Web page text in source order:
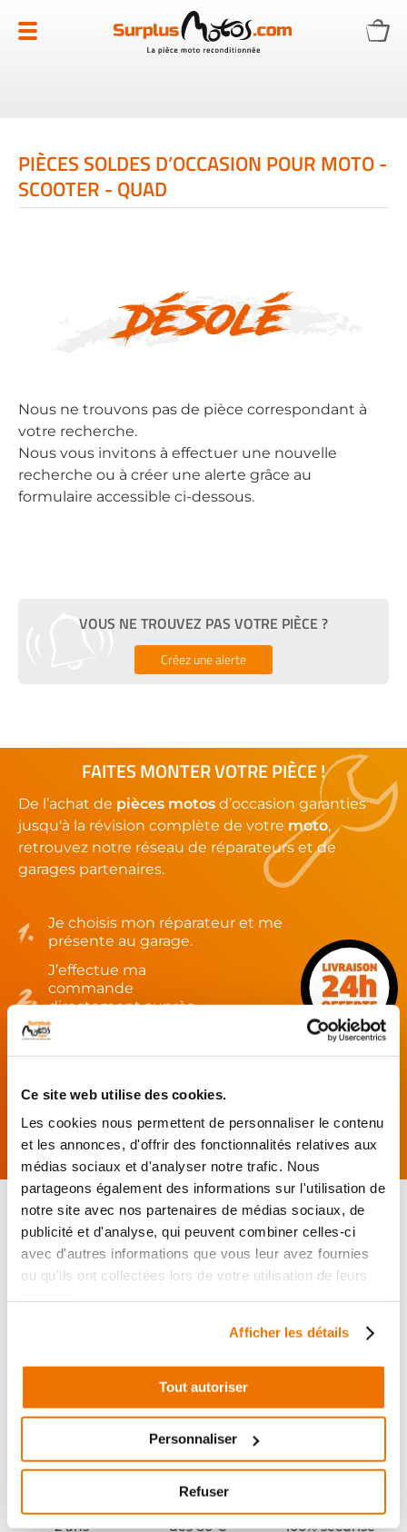
Ce site web utilise des cookies.
Les cookies nous permettent de personnaliser le contenu
et les annonces, d'offrir des fonctionnalités relatives aux
médias sociaux et d'analyser notre trafic. Nous
partageons également des informations sur l'utilisation de
notre site avec nos partenaires de médias sociaux, de
publicité et d'analyse, qui peuvent combiner celles-ci
avec d'autres informations que vous leur avez fournies
ou qu'ils ont collectées lors de votre utilisation de leurs
Afficher les détails
Tout autoriser
Personnaliser
Refuser
au
contenu
PIÈCES SOLDES D’OCCASION POUR MOTO -
SCOOTER - QUAD
Désolé
Nous ne trouvons pas de pièce correspondant à
votre recherche.
Nous vous invitons à effectuer une nouvelle
recherche ou à créer une alerte grâce au
formulaire accessible ci-dessous.
VOUS NE TROUVEZ PAS VOTRE PIÈCE ?
Créez une alerte
FAITES MONTER VOTRE PIÈCE !
De l’achat de pièces motos d’occasion garanties
jusqu'à la révision complète de votre moto,
retrouvez notre réseau de réparateurs et de
garages partenaires.
Je choisis mon réparateur et me
présente au garage.
J’effectue ma
commande
directement auprès
du réparateur.
Mes pièces sont livrées et
Pièces garanties
2 ans
Port offert
dès 80 €
Paiement
100% sécurisé